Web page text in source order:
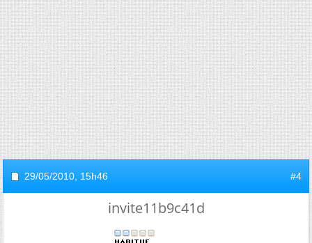
29/05/2010, 15h46 #4
invite11b9c41d